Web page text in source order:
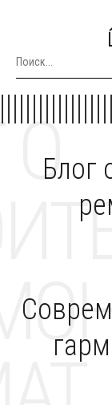
Блог
О